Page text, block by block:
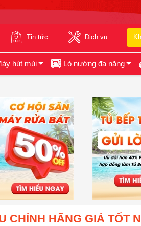
Tin tức Dịch vụ
hút mùi Lò nướng đa năng
CHÍNH HÃNG GIÁ TỐT